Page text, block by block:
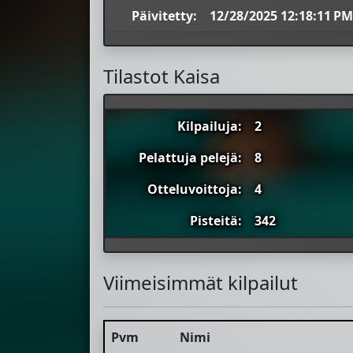
Päivitetty: 12/28/2025 12:18:11 PM
Tilastot Kaisa
Kilpailuja:
2
Pelattuja pelejä:
8
Otteluvoittoja:
4
Pisteitä:
342
Viimeisimmät kilpailut
Pvm Nimi